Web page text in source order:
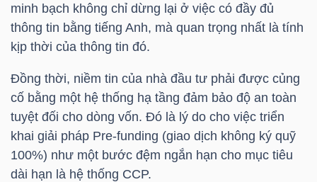
minh bạch không chỉ dừng lại ở việc có đầy đủ
thông tin bằng tiếng Anh, mà quan trọng nhất là tính
kịp thời của thông tin đó.
Đồng thời, niềm tin của nhà đầu tư phải được củng
cố bằng một hệ thống hạ tầng đảm bảo độ an toàn
tuyệt đối cho dòng vốn. Đó là lý do cho việc triển
khai giải pháp Pre-funding (giao dịch không ký quỹ
100%) như một bước đệm ngắn hạn cho mục tiêu
dài hạn là hệ thống CCP.
CHÍNH
CÔNG
NGHỆ
THÔNG
TIN